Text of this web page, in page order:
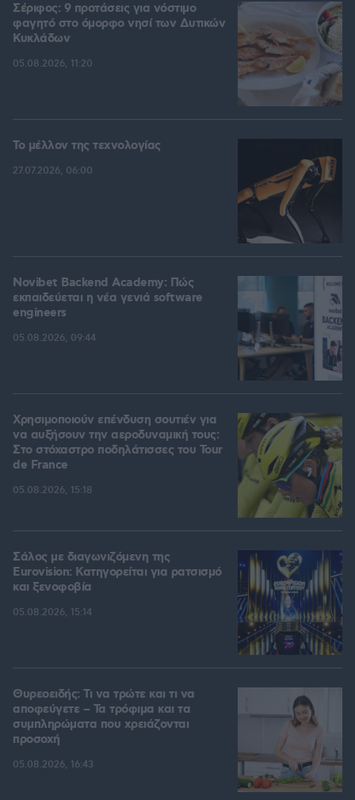
Σέριφος: 9 προτάσεις για νόστιμο
φαγητό στο όμορφο νησί των Δυτικών
Κυκλάδων
05.08.2026, 11:20
Το μέλλον της τεχνολογίας
27.07.2026, 06:00
Novibet Backend Academy: Πώς
εκπαιδεύεται η νέα γενιά software
engineers
05.08.2026, 09:44
Χρησιμοποιούν επένδυση σουτιέν για
να αυξήσουν την αεροδυναμική τους:
Στο στόχαστρο ποδηλάτισσες του Tour
de France
05.08.2026, 15:18
Σάλος με διαγωνιζόμενη της
Eurovision: Κατηγορείται για ρατσισμό
και ξενοφοβία
05.08.2026, 15:14
Θυρεοειδής: Τι να τρώτε και τι να
αποφεύγετε – Τα τρόφιμα και τα
συμπληρώματα που χρειάζονται
προσοχή
05.08.2026, 16:43